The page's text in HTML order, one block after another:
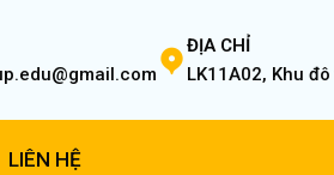
ĐỊA CHỈ
LK11A02, Khu
LIÊN HỆ